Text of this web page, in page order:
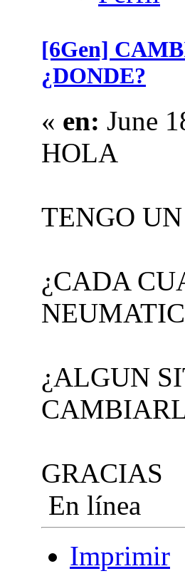
[6Gen]
¿DONDE?
« en: June
HOLA
TENGO
¿CADA
¿ALGUN
GRACIAS
En línea
Imprimir